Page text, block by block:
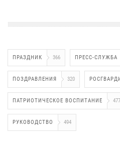
ПРАЗДНИК 366 ПРЕСС-СЛУЖБА
ПОЗДРАВЛЕНИЯ 320
ПАТРИОТИЧЕСКОЕ ВОСПИТАНИЕ 477
РУКОВОДСТВО 494